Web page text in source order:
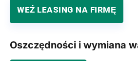
WEŹ LEASING NA FIRMĘ
Oszczędności i wymiana